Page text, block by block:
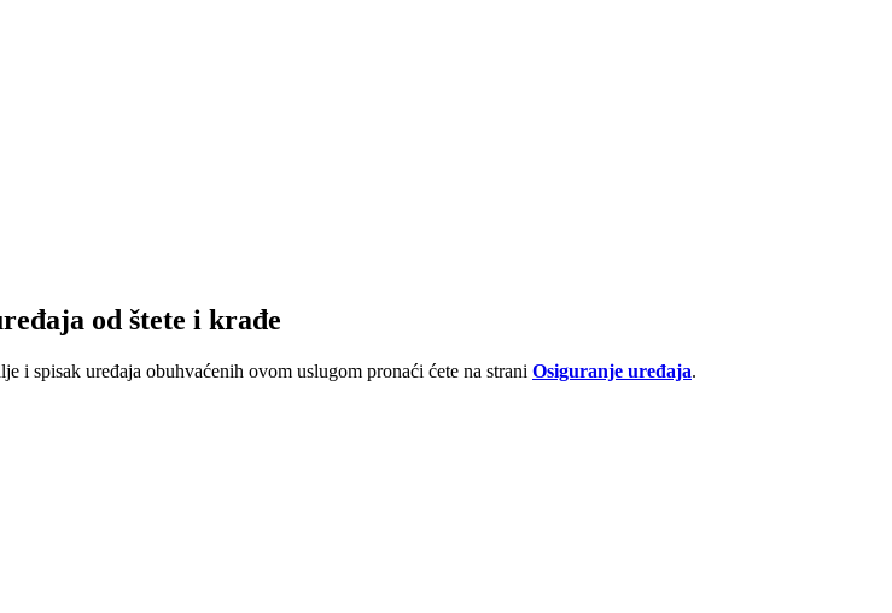
od štete i krađe
i spisak uređaja obuhvaćenih ovom uslugom pronaći ćete na strani Osiguranje uređaja.